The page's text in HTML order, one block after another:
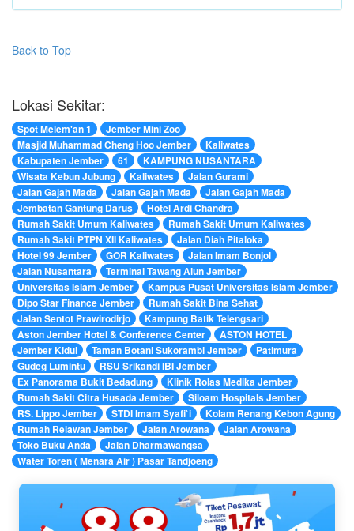
Back to Top
Lokasi Sekitar:
Spot Melem'an 1
Jember Mini Zoo
Masjid Muhammad Cheng Hoo Jember
Kaliwates
Kabupaten Jember
61
KAMPUNG NUSANTARA
Wisata Kebun Jubung
Kaliwates
Jalan Gurami
Jalan Gajah Mada
Jalan Gajah Mada
Jalan Gajah Mada
Jembatan Gantung Darus
Hotel Ardi Chandra
Rumah Sakit Umum Kaliwates
Rumah Sakit Umum Kaliwates
Rumah Sakit PTPN XII Kaliwates
Jalan Diah Pitaloka
Hotel 99 Jember
GOR Kaliwates
Jalan Imam Bonjol
Jalan Nusantara
Terminal Tawang Alun Jember
Universitas Islam Jember
Kampus Pusat Universitas Islam Jember
Dipo Star Finance Jember
Rumah Sakit Bina Sehat
Jalan Sentot Prawirodirjo
Kampung Batik Telengsari
Aston Jember Hotel & Conference Center
ASTON HOTEL
Jember Kidul
Taman Botani Sukorambi Jember
Patimura
Gudeg Lumintu
RSU Srikandi IBI Jember
Ex Panorama Bukit Bedadung
Klinik Rolas Medika Jember
Rumah Sakit Citra Husada Jember
Siloam Hospitals Jember
RS. Lippo Jember
STDI Imam Syafi`i
Kolam Renang Kebon Agung
Rumah Relawan Jember
Jalan Arowana
Jalan Arowana
Toko Buku Anda
Jalan Dharmawangsa
Water Toren ( Menara Air ) Pasar Tandjoeng